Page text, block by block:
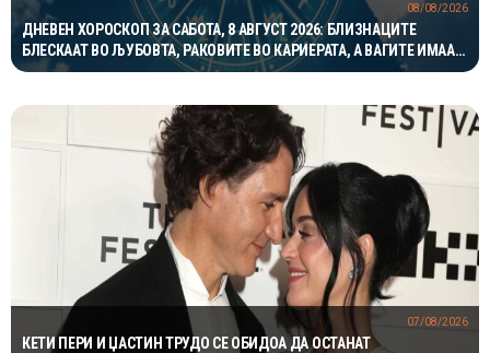
ДНЕВЕН ХОРОСКОП ЗА САБОТА, 8 АВГУСТ 2026: БЛИЗНАЦИТЕ
БЛЕСКААТ ВО ЉУБОВТА, РАКОВИТЕ ВО КАРИЕРАТА, А ВАГИТЕ ИМААТ
ОДЛИЧЕН ДЕН ЗА ХАРМОНИЈА
08/08/2026
КЕТИ ПЕРИ И ЏАСТИН ТРУДО СЕ ОБИДОА ДА ОСТАНАТ
07/08/2026